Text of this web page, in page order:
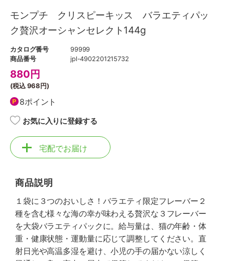
モンプチ クリスピーキッス バラエティパッ
ク贅沢オーシャンセレクト144g
カタログ番号
99999
商品番号
jpl-4902201215732
880 円
(税込968円)
8ポイント
お気に入りに登録する
宅配でお届け
商品説明
１袋に３つのおいしさ！バラエティ限定フレーバー２
種を含む様々な海の幸が味わえる贅沢な３フレーバー
を大袋バラエティパックに。給与量は、猫の年齢・体
重・健康状態・運動量に応じて調整してください。直
射日光や高温多湿を避け、小児の手の届かない涼しく